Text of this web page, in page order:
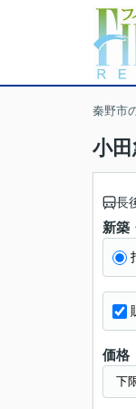
秦野市
小
長
新築
価格